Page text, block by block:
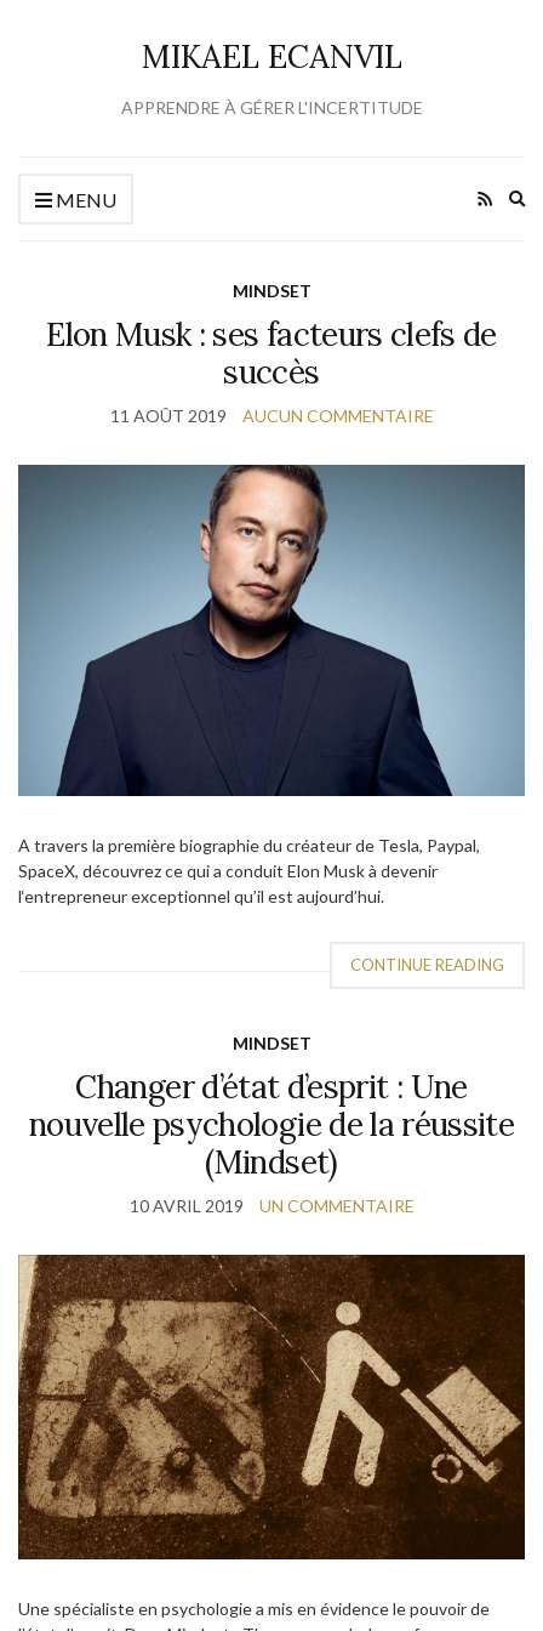
MIKAEL ECANVIL
APPRENDRE À GÉRER L'INCERTITUDE
MENU
MINDSET
Elon Musk : ses facteurs clefs de
succès
11 AOÛT 2019 AUCUN COMMENTAIRE
A travers la première biographie du créateur de Tesla, Paypal,
SpaceX, découvrez ce qui a conduit Elon Musk à devenir
l‘entrepreneur exceptionnel qu’il est aujourd’hui.
CONTINUE READING
MINDSET
Changer d’état d’esprit : Une
nouvelle psychologie de la réussite
(Mindset)
10 AVRIL 2019 UN COMMENTAIRE
Une spécialiste en psychologie a mis en évidence le pouvoir de